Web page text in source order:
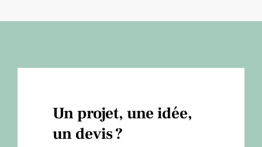
Un projet, une idée,
un devis ?